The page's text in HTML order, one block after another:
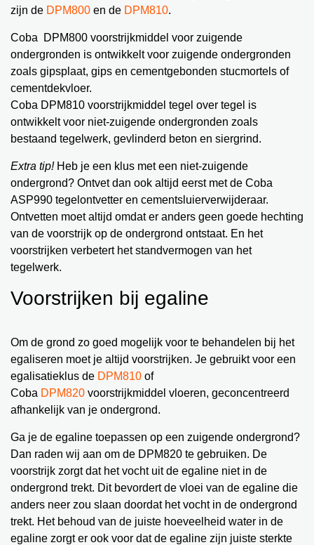
zijn de DPM800 en de DPM810.
Coba DPM800 voorstrijkmiddel voor zuigende
ondergronden is ontwikkelt voor zuigende ondergronden
zoals gipsplaat, gips en cementgebonden stucmortels of
cementdekvloer.
Coba DPM810 voorstrijkmiddel tegel over tegel is
ontwikkelt voor niet-zuigende ondergronden zoals
bestaand tegelwerk, gevlinderd beton en siergrind.
Extra tip!Heb je een klus met een niet-zuigende
ondergrond? Ontvet dan ook altijd eerst met de Coba
ASP990 tegelontvetter en cementsluierverwijderaar.
Ontvetten moet altijd omdat er anders geen goede hechting
van de voorstrijk op de ondergrond ontstaat. En het
voorstrijken verbetert het standvermogen van het
tegelwerk.
Voorstrijken bij egaline
Om de grond zo goed mogelijk voor te behandelen bij het
egaliseren moet je altijd voorstrijken. Je gebruikt voor een
egalisatieklus de DPM810 of
Coba DPM820 voorstrijkmiddel vloeren, geconcentreerd
afhankelijk van je ondergrond.
Ga je de egaline toepassen op een zuigende ondergrond?
Dan raden wij aan om de DPM820 te gebruiken. De
voorstrijk zorgt dat het vocht uit de egaline niet in de
ondergrond trekt. Dit bevordert de vloei van de egaline die
anders neer zou slaan doordat het vocht in de ondergrond
trekt. Het behoud van de juiste hoeveelheid water in de
egaline zorgt er ook voor dat de egaline zijn juiste sterkte